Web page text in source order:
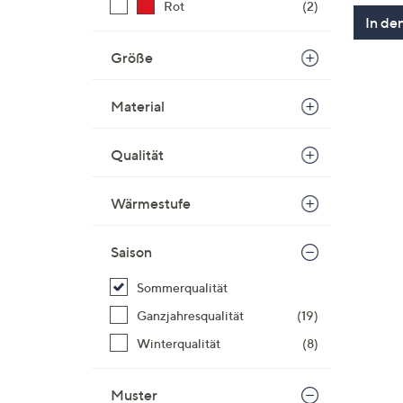
Rot
(2)
Größe
Material
Qualität
Wärmestufe
Saison
Sommerqualität
Ganzjahresqualität
(19)
Winterqualität
(8)
Muster
In